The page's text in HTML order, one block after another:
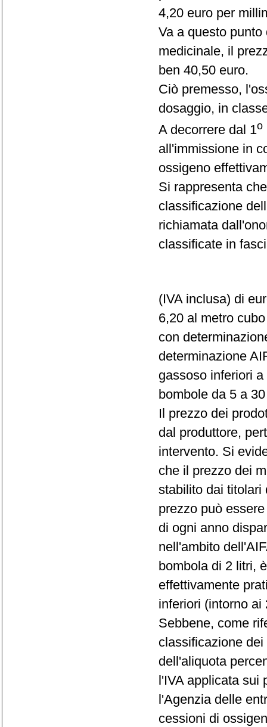
4,20 euro per
Va a questo
medicinale, il
ben 40,50 euro.
Ciò premesso,
dosaggio, in
A decorrere dal 1o
all'immissione in
ossigeno
Si rappresenta
classificazione
richiamata
classificate in
(IVA inclusa) di
6,20 al metro
con
determinazione
gassoso inferiori
bombole da 5 a
Il prezzo dei
dal produttore,
intervento. Si
che il prezzo dei
stabilito dai titolari
prezzo può
di ogni anno
nell'ambito
bombola di 2 litri,
effettivamente
inferiori (intorno ai
Sebbene, come
classificazione
dell'aliquota
l'IVA applicata
l'Agenzia delle
cessioni di